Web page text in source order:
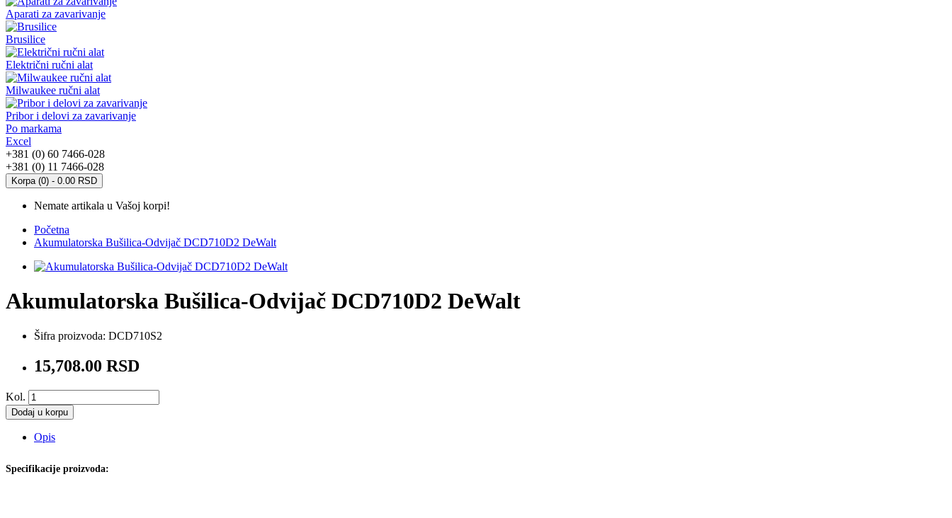
Aparati za zavarivanje
Brusilice
Električni ručni alat
Milwaukee ručni alat
Pribor i delovi za zavarivanje
Po markama
Excel
+381 (0) 60 7466-028
+381 (0) 11 7466-028
Korpa (0) - 0.00 RSD
Nemate artikala u Vašoj korpi!
Početna
Akumulatorska Bušilica-Odvijač DCD710D2 DeWalt
Akumulatorska Bušilica-Odvijač DCD710D2 DeWalt
Šifra proizvoda: DCD710S2
15,708.00 RSD
Kol.
Dodaj u korpu
Opis
Specifikacije proizvoda: